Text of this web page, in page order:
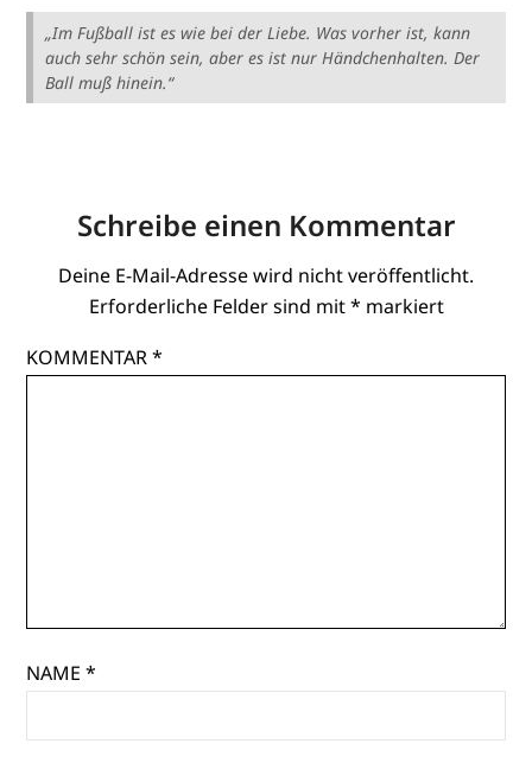
„Im Fußball ist es wie bei der Liebe. Was vorher ist, kann
auch sehr schön sein, aber es ist nur Händchenhalten. Der
Ball muß hinein.“
Schreibe einen Kommentar
Deine E-Mail-Adresse wird nicht veröffentlicht.
Erforderliche Felder sind mit* markiert
KOMMENTAR*
NAME*